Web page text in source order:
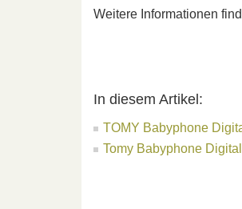
Weitere Informationen
In diesem Artikel:
TOMY Babyphone
Tomy Babyphone